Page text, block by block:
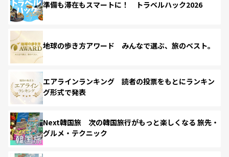
準備も滞在もスマートに！ トラベルハック2026
地球の歩き方アワード みんなで選ぶ、旅のベスト。
エアラインランキング 読者の投票をもとにランキン
グ形式で発表
Next韓国旅 次の韓国旅行がもっと楽しくなる 旅先・
グルメ・テクニック